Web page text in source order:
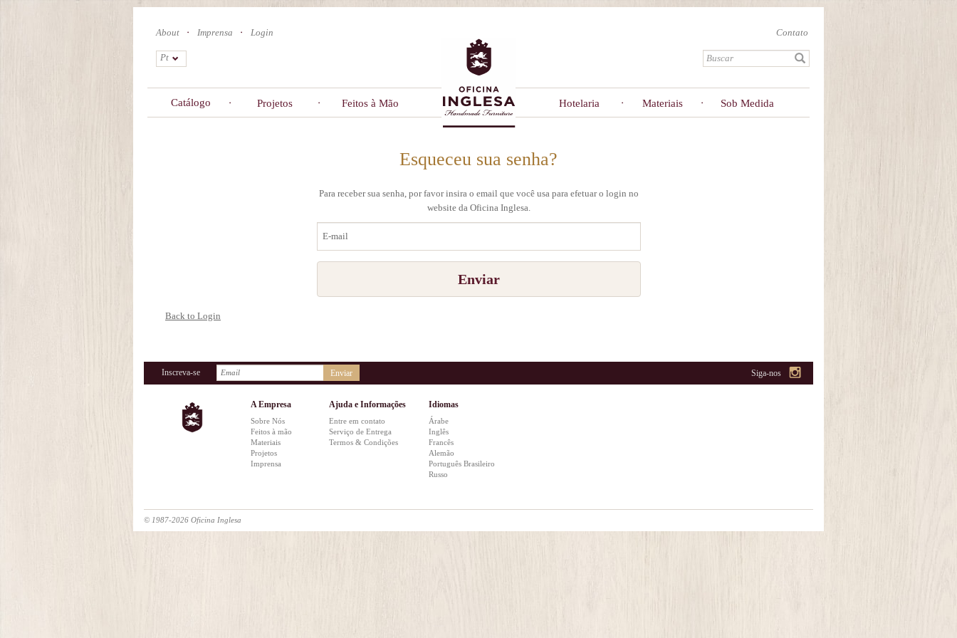
About Imprensa Login Contato
Pt
Catálogo Projetos Feitos à Mão Hotelaria Materiais Sob Medida
Esqueceu sua senha?
Para receber sua senha, por favor insira o email que você usa para efetuar o login no
website da Oficina Inglesa.
E-
mail
Enviar
Back to Login
Inscreva-se Enviar Siga-nos
A Empresa
Sobre Nós
Feitos à mão
Materiais
Projetos
Imprensa
Ajuda e Informações
Entre em contato
Serviço de Entrega
Termos & Condições
Idiomas
Árabe
Inglês
Francês
Alemão
Português Brasileiro
Russo
© 1987-2026 Oficina Inglesa